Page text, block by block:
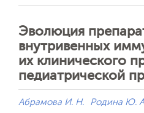
Эволюция
внутривенных
их клинического
педиатрической
Абрамова И. Н. Родина Ю.